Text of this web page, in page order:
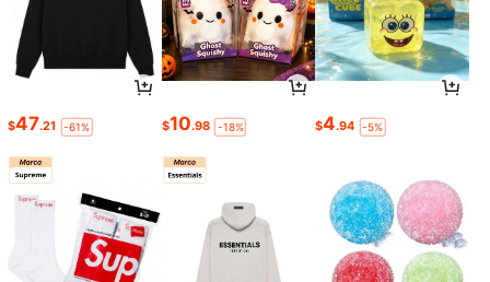
$47.21 -61% $10.98 -18% $4.94 -5%